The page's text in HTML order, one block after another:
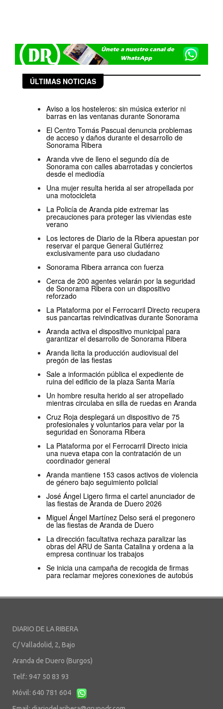
ÚLTIMAS NOTICIAS
Aviso a los hosteleros: sin música exterior ni
barras en las ventanas durante Sonorama
El Centro Tomás Pascual denuncia problemas
de acceso y daños durante el desarrollo de
Sonorama Ribera
Aranda vive de lleno el segundo día de
Sonorama con calles abarrotadas y conciertos
desde el mediodía
Una mujer resulta herida al ser atropellada por
una motocicleta
La Policía de Aranda pide extremar las
precauciones para proteger las viviendas este
verano
Los lectores de Diario de la Ribera apuestan por
reservar el parque General Gutiérrez
exclusivamente para uso ciudadano
Sonorama Ribera arranca con fuerza
Cerca de 200 agentes velarán por la seguridad
de Sonorama Ribera con un dispositivo
reforzado
La Plataforma por el Ferrocarril Directo recupera
sus pancartas reivindicativas durante Sonorama
Aranda activa el dispositivo municipal para
garantizar el desarrollo de Sonorama Ribera
Aranda licita la producción audiovisual del
pregón de las fiestas
Sale a información pública el expediente de
ruina del edificio de la plaza Santa María
Un hombre resulta herido al ser atropellado
mientras circulaba en silla de ruedas en Aranda
Cruz Roja desplegará un dispositivo de 75
profesionales y voluntarios para velar por la
seguridad en Sonorama Ribera
La Plataforma por el Ferrocarril Directo inicia
una nueva etapa con la contratación de un
coordinador general
Aranda mantiene 153 casos activos de violencia
de género bajo seguimiento policial
José Ángel Ligero firma el cartel anunciador de
las fiestas de Aranda de Duero 2026
Miguel Ángel Martínez Delso será el pregonero
de las fiestas de Aranda de Duero
La dirección facultativa rechaza paralizar las
obras del ARU de Santa Catalina y ordena a la
empresa continuar los trabajos
Se inicia una campaña de recogida de firmas
para reclamar mejores conexiones de autobús
DIARIO DE LA RIBERA
C/ Valladolid, 2, Bajo
Aranda de Duero (Burgos)
Telf.: 947 50 83 93
Móvil: 640 781 604